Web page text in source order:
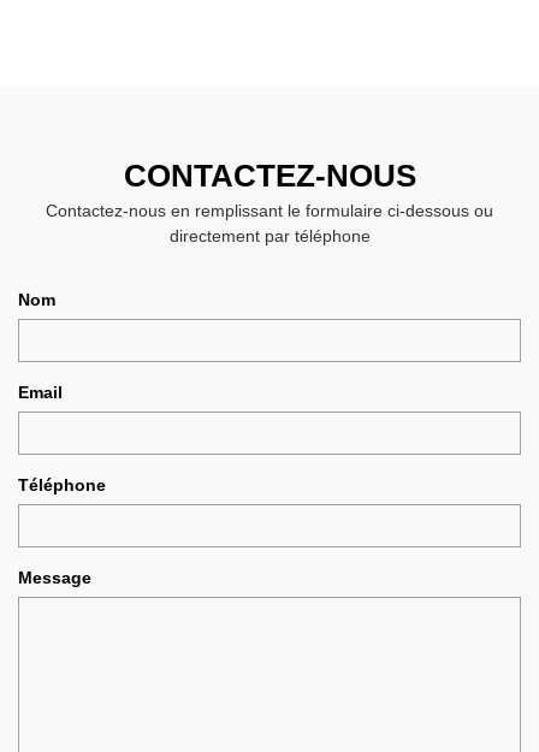
CONTACTEZ-NOUS
Contactez-nous en remplissant le formulaire ci-dessous ou
directement par téléphone
Nom
Email
Téléphone
Message